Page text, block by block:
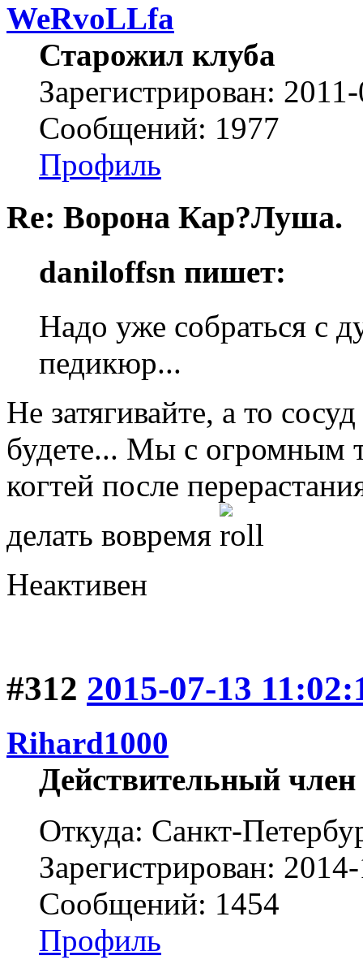
WeRvoLLfa
Старожил клуба
Зарегистрирован:
Сообщений: 1977
Профиль
Re: Ворона Кар?Луша.
daniloffsn пишет:
Надо уже собраться с
педикюр...
Не затягивайте, а то
будете... Мы с огромным
когтей после
делать вовремя
Неактивен
#312 2015-07-13
Rihard1000
Действительный член
Откуда: Санкт-
Зарегистрирован:
Сообщений: 1454
Профиль